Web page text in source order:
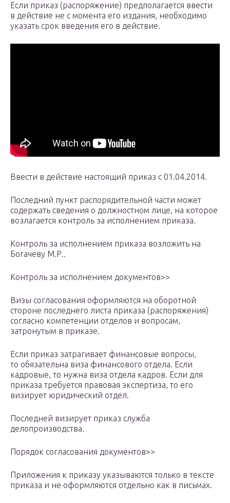
Если приказ (распоряжение) предполагается ввести
в действие не с момента его издания, необходимо
указать срок введения его в действие.
Ввести в действие настоящий приказ с 01.04.2014.
Последний пункт распорядительной части может
содержать сведения о должностном лице, на которое
возлагается контроль за исполнением приказа.
Контроль за исполнением приказа возложить на
Богачеву М.Р..
Контроль за исполнением документов>>
Визы согласования оформляются на оборотной
стороне последнего листа приказа (распоряжения)
согласно компетенции отделов и вопросам,
затронутым в приказе.
Если приказ затрагивает финансовые вопросы,
то обязательна виза финансового отдела. Если
кадровые, то нужна виза отдела кадров. Если для
приказа требуется правовая экспертиза, то его
визирует юридический отдел.
Последней визирует приказ служба
делопроизводства.
Порядок согласования документов>>
Приложения к приказу указываются только в тексте
приказа и не оформляются отдельно как в письмах.